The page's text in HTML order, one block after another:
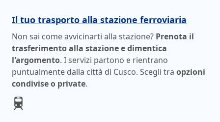
Il tuo trasporto alla stazione ferroviaria
Non sai come avvicinarti alla stazione? Prenota il
trasferimento alla stazione e dimentica
l'argomento. I servizi partono e rientrano
puntualmente dalla città di Cusco. Scegli tra opzioni
condivise o private.